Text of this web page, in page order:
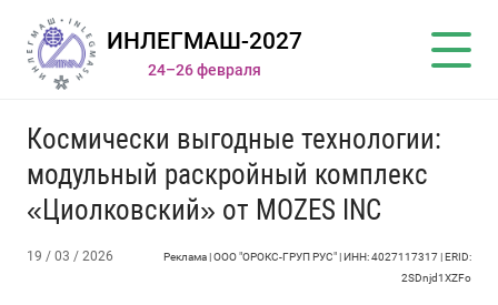
ИНЛЕГМАШ-2027
24–26 февраля
Космически выгодные технологии:
модульный раскройный комплекс
«Циолковский» от MOZES INC
19 / 03 / 2026
Реклама | ООО "ОРОКС-ГРУП РУС" | ИНН: 4027117317 | ERID:
2SDnjd1XZFo